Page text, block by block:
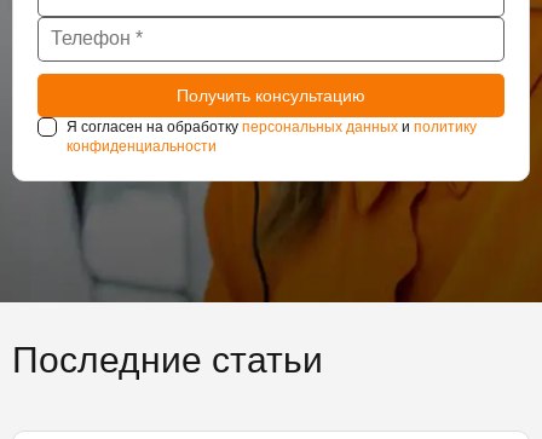
Я согласен на обработку персональных данных и политику
конфиденциальности
Последние статьи